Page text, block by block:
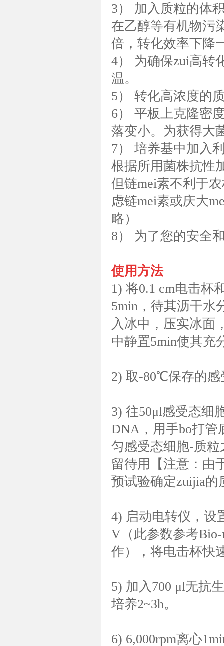
3） 加入质粒的体
在乙醇等有机物污
倍，转化效率下降
4） 为确保zui高转
温。
5） 转化高浓度的
6） 平板上克隆密
落变小。为获得大
7） 培养基中加入
根据所用菌株抗性
但链mei素不利于
虑链mei素或庆大
略）
8） 为了您的安全
使用方法
1) 将0.1 cm电击杯
5min，待其沥干水
入冰中，压实冰面
中静置5min使其充
2) 取-80℃保存的感
3) 往50μl感受态细
DNA，用手bo打管
匀感受态细胞-质
留待用【注意：由
预试验确定zuijia的
4) 启动电转仪，设
V（此参数参考
作），将电击杯快
5) 加入700 μl无抗
培养2~3h。
6) 6,000rpm离心